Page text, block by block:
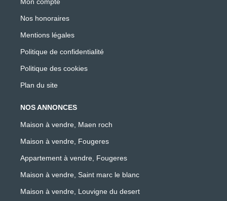
Nos honoraires
Mentions légales
Politique de confidentialité
Politique des cookies
Plan du site
NOS ANNONCES
Maison à vendre, Maen roch
Maison à vendre, Fougeres
Appartement à vendre, Fougeres
Maison à vendre, Saint marc le blanc
Maison à vendre, Louvigne du desert